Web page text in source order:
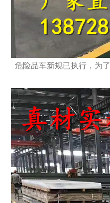
危险品车新规已执行，为